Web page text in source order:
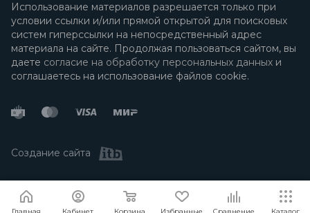
Использование материалов разрешается только при
условии ссылки и/или прямой открытой для поисковых
систем гиперссылки на непосредственный адрес
материала на сайте. Продолжая пользоваться сайтом, вы
даете согласие на обработку персональных данных и
соглашаетесь на использование файлов cookie.
Создание сайта
Мы используем файлы cookie. Подробнее Я согласен